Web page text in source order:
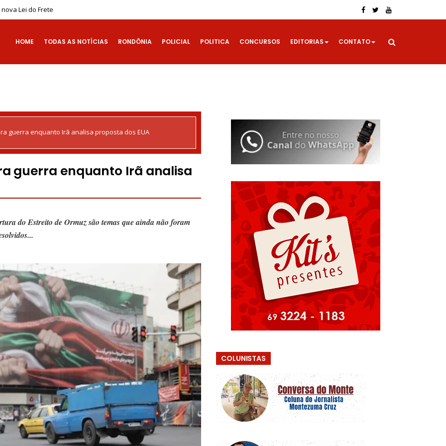
Lei do Frete
HOME TODAS AS NOTÍCIAS RONDÔNIA POLICIAL POLITICA CONCURSOS EDITORIAS CONTATO
guerra enquanto Irã analisa proposta dos EUA
guerra enquanto Irã analisa
do Estreito de Ormuz são temas que ainda não foram
COLUNISTAS